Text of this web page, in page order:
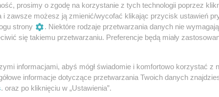
Adres firmy:
ul. Świebodzka 6 lok. 3, 50-046
Wrocław, dolnośląskie
Numer telefonu firmy:
+48 514 922 121
prosimy o zgodę na korzystanie z tych technologii poprzez
i zawsze możesz ją zmienić/wycofać klikając przycisk ustawień
strony
. Niektóre rodzaje przetwarzania danych nie
się takiemu przetwarzaniu. Preferencje będą miały
informacjami, abyś mógł świadomie i komfortowo korzystać z
informacje dotyczące przetwarzania Twoich danych
. oraz po kliknięciu w „Ustawienia”.